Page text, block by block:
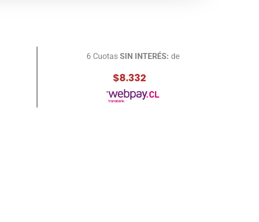
6 Cuotas SIN INTERÉS: de
$8.332